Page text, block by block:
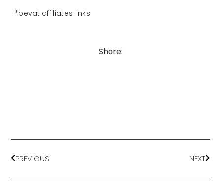
*bevat affiliates links
Share:
PREVIOUS NEXT